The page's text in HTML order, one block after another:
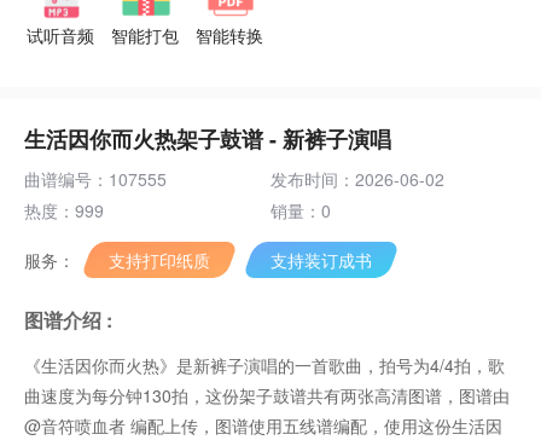
试听音频 智能打包 智能转换
生活因你而火热架子鼓谱 - 新裤子演唱
曲谱编号：107555
发布时间：2026-06-02
热度：999
销量：0
服务： 支持打印纸质 支持装订成书
图谱介绍 :
《生活因你而火热》是新裤子演唱的一首歌曲，拍号为4/4拍，歌
曲速度为每分钟130拍，这份架子鼓谱共有两张高清图谱，图谱由
@音符喷血者 编配上传，图谱使用五线谱编配，使用这份生活因